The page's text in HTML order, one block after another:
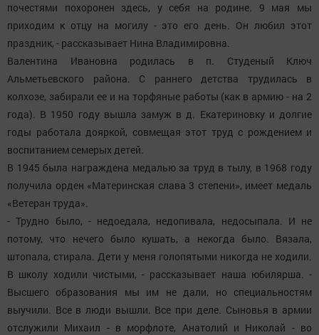
почестями похоронен здесь, у себя на родине. 9 мая мы
приходим к отцу на могилу - это его день. Он любил этот
праздник, - рассказывает Нина Владимировна.
Валентина Ивановна родилась в п. Студеный Ключ
Альметьевского района. С раннего детства трудилась в
колхозе, забирали ее и на торфяные работы (как в армию - на 2
года). В 1950 году вышла замуж в д. Екатериновку и долгие
годы работала дояркой, совмещая этот труд с рождением и
воспитанием семерых детей.
В 1945 была награждена медалью за труд в тылу, в 1968 году
получила орден «Материнская слава 3 степени», имеет медаль
«Ветеран труда».
- Трудно было, - недоедала, недопивала, недосыпала. И не
потому, что нечего было кушать, а некогда было. Вязала,
штопала, стирала. Дети у меня голопятыми никогда не ходили.
В школу ходили чистыми, - рассказывает наша юбилярша. -
Высшего образования мы им не дали, но специальностям
выучили. Все в люди вышли. Все при деле. Сыновья в армии
отслужили Михаил - в морфлоте, Анатолий и Николай - во